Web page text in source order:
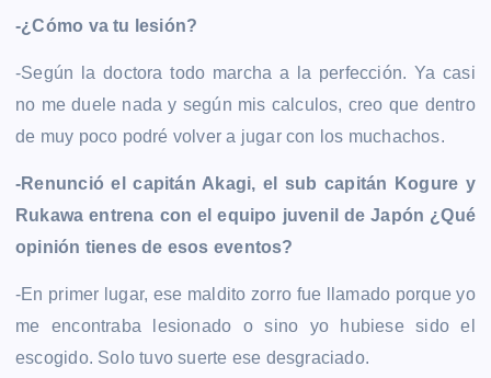
-¿Cómo va tu lesión?
-Según la doctora todo marcha a la perfección. Ya casi
no me duele nada y según mis calculos, creo que dentro
de muy poco podré volver a jugar con los muchachos.
-Renunció el capitán Akagi, el sub capitán Kogure y
Rukawa entrena con el equipo juvenil de Japón ¿Qué
opinión tienes de esos eventos?
-En primer lugar, ese maldito zorro fue llamado porque yo
me encontraba lesionado o sino yo hubiese sido el
escogido. Solo tuvo suerte ese desgraciado.